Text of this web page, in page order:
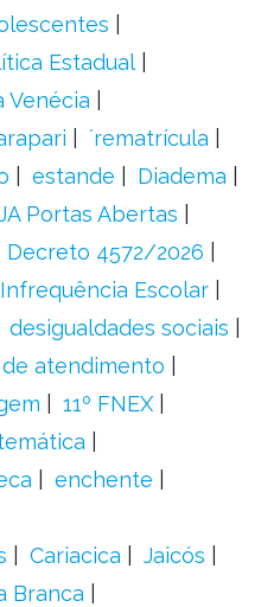
Estadual
Venécia
´rematrícula
estande
Diadema
Portas Abertas
Decreto 4572/2026
Escolar
desigualdades sociais
atendimento
11º FNEX
enchente
Cariacica
Jaicós
Branca